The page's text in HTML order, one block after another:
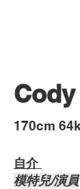
Cody
​170cm
自介 ​
​模特兒/演員